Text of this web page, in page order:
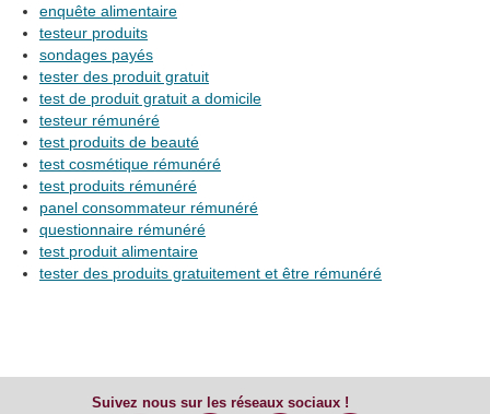
enquête alimentaire
testeur produits
sondages payés
tester des produit gratuit
test de produit gratuit a domicile
testeur rémunéré
test produits de beauté
test cosmétique rémunéré
test produits rémunéré
panel consommateur rémunéré
questionnaire rémunéré
test produit alimentaire
tester des produits gratuitement et être rémunéré
Suivez nous sur les réseaux sociaux !